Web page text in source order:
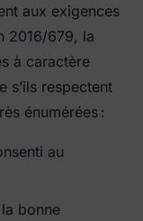
aux exigences
2016/679, la
à caractère
s’ils respectent
énumérées :
au
bonne